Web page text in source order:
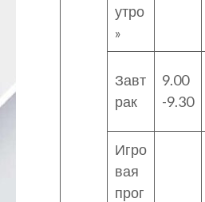
утро
»
Завт
рак
9.00
-9.30
Игро
вая
прог